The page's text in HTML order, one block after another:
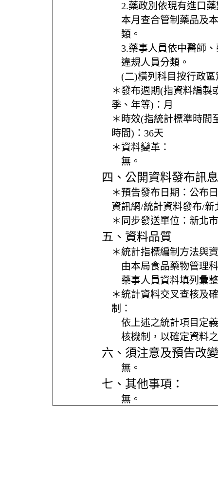
2.藥政別依現有進口
本月查合管制藥品及
類。
3.藥事人員依中醫師
違規人員分類。
(二)橫列科目按行政
＊發布週期(指資料編製
季、年等)： 月
＊時效(指統計標準時間
時間)： 36天
＊資料變革：
無。
四、公開資料發布訊息
＊預告發布日期： 公布
資訊網/統計資料發布/
＊同步發送單位： 新北
五、資料品質
＊統計指標編制方法與
由本局食品藥物管理
藥事人員資料填列彙
＊統計資料交叉查核及
制：
依上述之統計項目定
核機制，以確定資料
六、須注意及預告改
無。
七、其他事項：
無。